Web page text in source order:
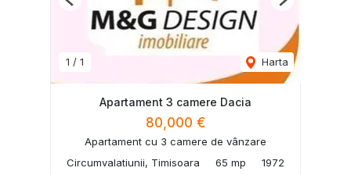
1 / 1 Harta
Previous Next
Apartament 3 camere Dacia
80,000 €
Apartament cu 3 camere de vânzare
Circumvalatiunii, Timisoara
65 mp 1972